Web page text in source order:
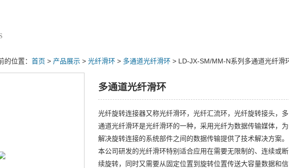
的位置： 首页 > 产品展示 > 光纤滑环 > 多通道光纤滑环 > LD-JX-SM/MM-N系列多通道光纤滑
多通道光纤滑环
光纤旋转连接器又称光纤滑环，光纤汇流环，光纤旋转接头，多
通道光纤滑环是光纤滑环的一种，采用光纤为数据传输媒体，为
解决旋转连接的系统部件之间的数据传输提供了技术解决方案。
本公司研发的光纤滑环特别适合应用在需要无限制的、连续或断
续旋转，同时又需要从固定位置到旋转位置传送大容量数据和信